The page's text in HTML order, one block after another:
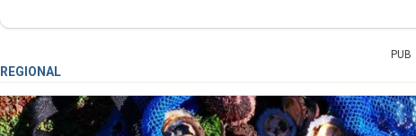
PUB
REGIONAL